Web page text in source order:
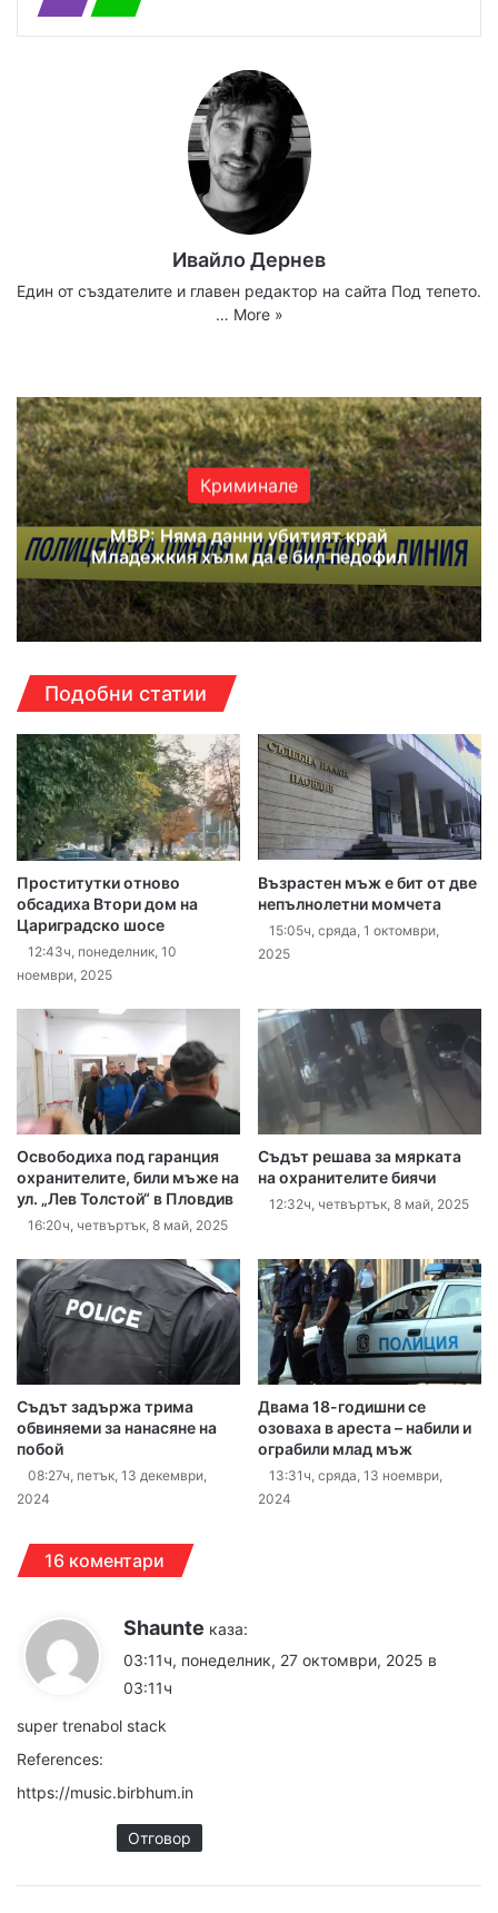
Ивайло Дернев
Един от създателите и главен редактор на сайта Под тепето.
… More »
Криминале
МВР: Няма данни убитият край
Младежкия хълм да е бил педофил
Подобни статии
Проститутки отново
обсадиха Втори дом на
Цариградско шосе
12:43ч, понеделник, 10
ноември, 2025
Възрастен мъж е бит от две
непълнолетни момчета
15:05ч, сряда, 1 октомври,
2025
Освободиха под гаранция
охранителите, били мъже на
ул. „Лев Толстой“ в Пловдив
16:20ч, четвъртък, 8 май, 2025
Съдът решава за мярката
на охранителите биячи
12:32ч, четвъртък, 8 май, 2025
Съдът задържа трима
обвиняеми за нанасяне на
побой
08:27ч, петък, 13 декември,
2024
Двама 18-годишни се
озоваха в ареста – набили и
ограбили млад мъж
13:31ч, сряда, 13 ноември,
2024
16 коментари
Shaunte каза:
03:11ч, понеделник, 27 октомври, 2025 в
03:11ч
super trenabol stack
References:
https://music.birbhum.in
Отговор